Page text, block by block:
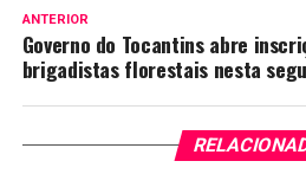
ANTERIOR
Governo do Tocantins abre
brigadistas florestais nesta